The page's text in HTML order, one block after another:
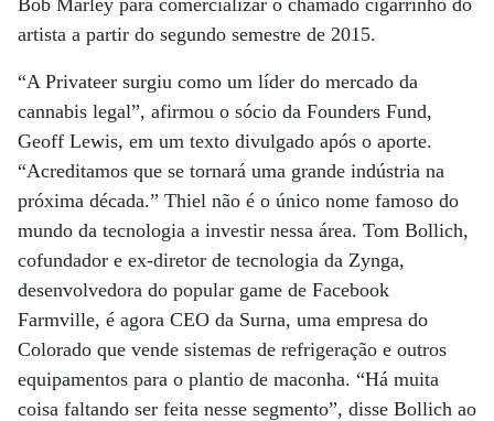
Bob Marley para comercializar o chamado cigarrinho do
artista a partir do segundo semestre de 2015.
“A Privateer surgiu como um líder do mercado da
cannabis legal”, afirmou o sócio da Founders Fund,
Geoff Lewis, em um texto divulgado após o aporte.
“Acreditamos que se tornará uma grande indústria na
próxima década.” Thiel não é o único nome famoso do
mundo da tecnologia a investir nessa área. Tom Bollich,
cofundador e ex-diretor de tecnologia da Zynga,
desenvolvedora do popular game de Facebook
Farmville, é agora CEO da Surna, uma empresa do
Colorado que vende sistemas de refrigeração e outros
equipamentos para o plantio de maconha. “Há muita
coisa faltando ser feita nesse segmento”, disse Bollich ao